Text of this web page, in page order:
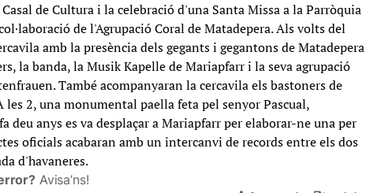
de Cultura i la celebració d'una Santa Missa a la Parròquia
de l'Agrupació Coral de Matadepera. Als volts del
amb la presència dels gegants i gegantons de Matadepera
la banda, la Musik Kapelle de Mariapfarr i la seva agrupació
També acompanyaran la cercavila els bastoners de
2, una monumental paella feta pel senyor Pascual,
deu anys es va desplaçar a Mariapfarr per elaborar-ne una per
oficials acabaran amb un intercanvi de records entre els dos
d'havaneres.
Avisa’ns!